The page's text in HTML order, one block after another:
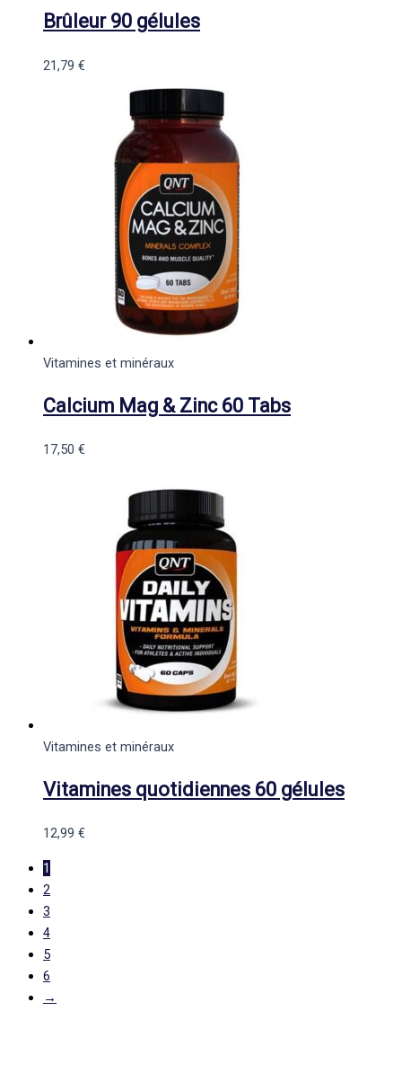
Brûleur 90 gélules
21,79 €
Vitamines et minéraux
Calcium Mag & Zinc 60 Tabs
17,50 €
Vitamines et minéraux
Vitamines quotidiennes 60 gélules
12,99 €
1
2
3
4
5
6
→